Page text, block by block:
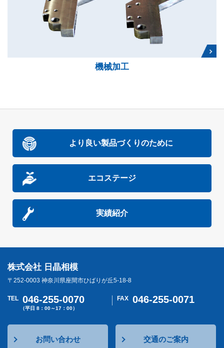
機械加工
より良い製品づくりのために
エコステージ
実績紹介
株式会社 日晶相模
〒252-0003 神奈川県座間市ひばりが丘5-18-8
TEL 046-255-0070
（平日 8：00～17：00）
FAX 046-255-0071
お問い合わせ 交通のご案内